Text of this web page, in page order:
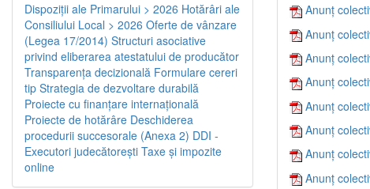
Anunț
Anunț
Anunț
Anunț
Anunț
Anunț
Anunț
Anunț
Dispoziţii ale Primarului > 2026 Hotărâri ale
Consiliului Local > 2026 Oferte de vânzare
(Legea 17/2014) Structuri asociative
privind eliberarea atestatului de producător
Transparenţa decizională Formulare cereri
tip Strategia de dezvoltare durabilă
Proiecte cu finanţare internaţională
Proiecte de hotărâre Deschiderea
procedurii succesorale (Anexa 2) DDI -
Executori judecătorești Taxe şi impozite
online